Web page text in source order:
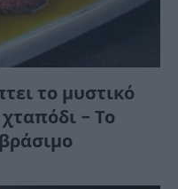
το μυστικό
– Το